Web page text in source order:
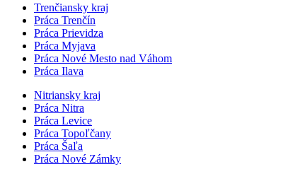
Trenčiansky kraj
Práca Trenčín
Práca Prievidza
Práca Myjava
Práca Nové Mesto nad Váhom
Práca Ilava
Nitriansky kraj
Práca Nitra
Práca Levice
Práca Topoľčany
Práca Šaľa
Práca Nové Zámky